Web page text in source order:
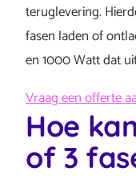
teruglevering.
fasen laden of
en 1000 Watt dat
Vraag een offerte
Hoe
of 3